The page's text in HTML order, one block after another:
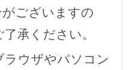
ございますの
承ください。
ラウザやパソコン